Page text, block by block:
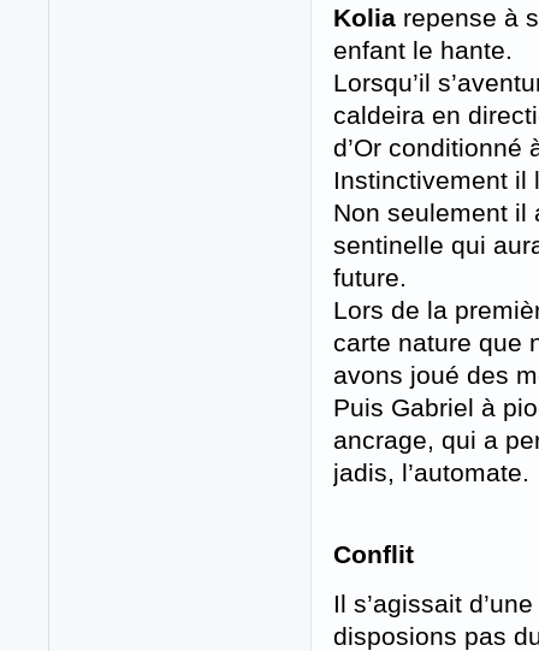
Kolia repense à
enfant le hante.
Lorsqu’il
caldeira en
d’Or conditionné
Instinctivement il
Non seulement il
sentinelle qui
future.
Lors de la
carte nature que
avons joué des
Puis Gabriel à
ancrage, qui a
jadis, l’automate.
Conflit
Il s’agissait
disposions pas